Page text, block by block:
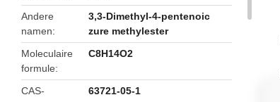
Andere
namen
3,3-Dimethyl-4-pentenoic
zure methylester
Moleculaire
formule
C8H14O2
CAS-
63721-05-1